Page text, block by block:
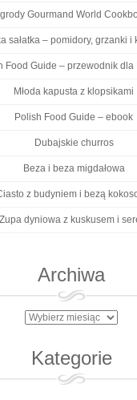
Gourmand World
sałatka – pomidory, grzanki i
Food Guide – przewodnik dla
Młoda kapusta z klopsikami
Polish Food Guide – ebook
Dubajskie churros
Beza i beza migdałowa
z budyniem i bezą
Zupa dyniowa z kuskusem i
Archiwa
Archiwa
Kategorie